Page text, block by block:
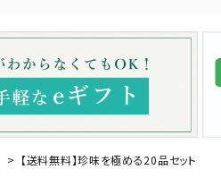
search
【送料無料】珍味を極める20品セット